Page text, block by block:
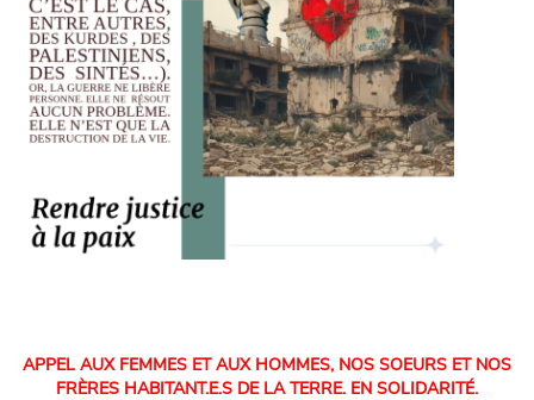
APPEL AUX FEMMES ET AUX HOMMES, NOS SOEURS ET NOS
FRÈRES HABITANT.E.S DE LA TERRE. EN SOLIDARITÉ.